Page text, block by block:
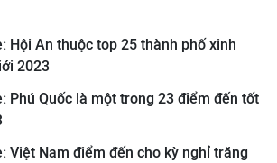
Hội An thuộc top 25 thành phố xinh
2023
Phú Quốc là một trong 23 điểm đến tốt
Việt Nam điểm đến cho kỳ nghỉ trăng